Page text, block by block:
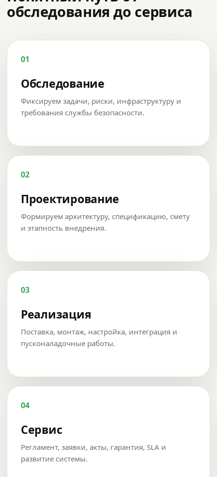
обследования до сервиса
01
Обследование
Фиксируем задачи, риски, инфраструктуру и
требования службы безопасности.
02
Проектирование
Формируем архитектуру, спецификацию, смету
и этапность внедрения.
03
Реализация
Поставка, монтаж, настройка, интеграция и
пусконаладочные работы.
04
Сервис
Регламент, заявки, акты, гарантия, SLA и
развитие системы.